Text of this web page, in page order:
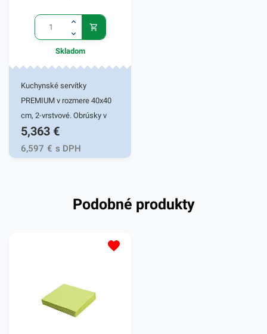
Skladom
Kuchynské servítky
PREMIUM v rozmere 40x40
cm, 2-vrstvové. Obrúsky v
bielej farbe v balení 50ks.
Používajú sa v reštauráciách,
v domácnostiach a pod.
kvalitnú službu užívateľovi a
5,363 €
6,597 € s DPH
Podobné produkty